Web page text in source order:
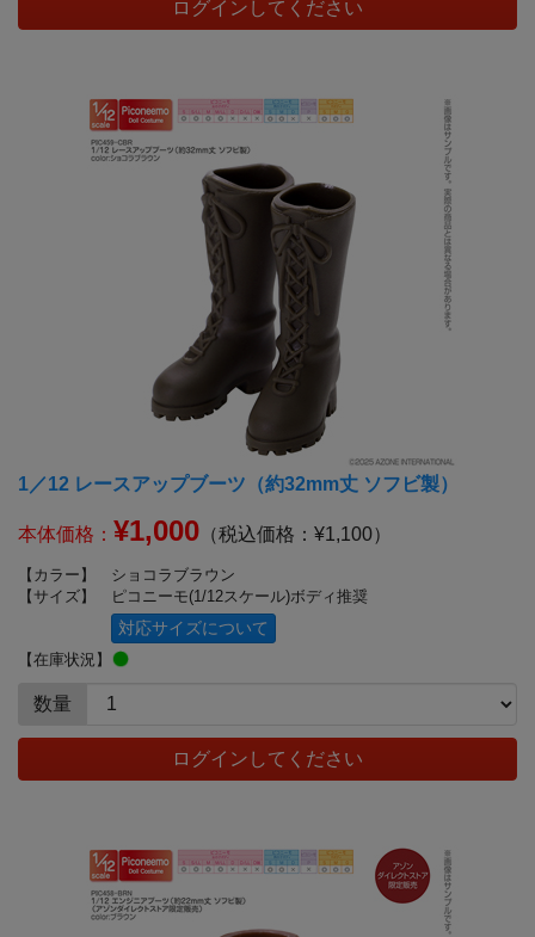
ログインしてください
1／12 レースアップブーツ（約32mm丈 ソフビ製）
本体価格： ¥1,000 （税込価格：¥1,100）
【カラー】
ショコラブラウン
【サイズ】
ピコニーモ(1/12スケール)ボディ推奨
対応サイズについて
【在庫状況】
数量
ログインしてください